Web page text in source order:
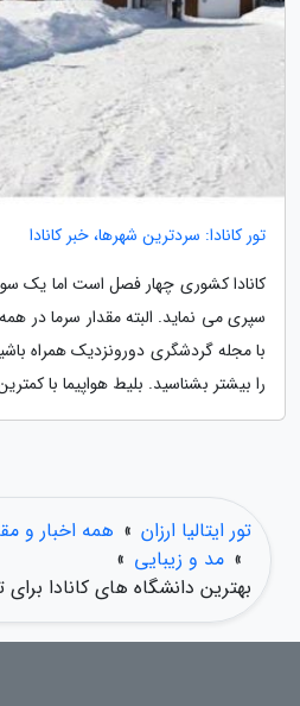
تور کانادا: سردترین شهرها، خبر کانادا
کانادا کشوری چهار فصل است اما یک
سپری می نماید. البته مقدار سرما در
با مجله گردشگری دورونزدیک همراه
را بیشتر بشناسید. بلیط هواپیما با
تور ایتالیا ارزان » همه اخبار و
» مد و زیبایی »
بهترین دانشگاه های کانادا